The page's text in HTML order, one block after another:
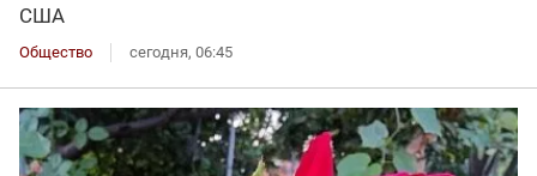
США
Общество сегодня, 06:45